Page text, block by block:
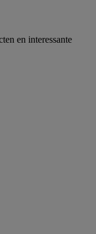
en interessante